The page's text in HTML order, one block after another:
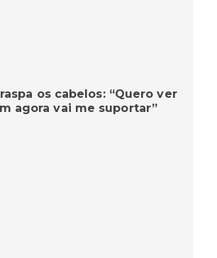
os cabelos: “Quero ver
agora vai me suportar”